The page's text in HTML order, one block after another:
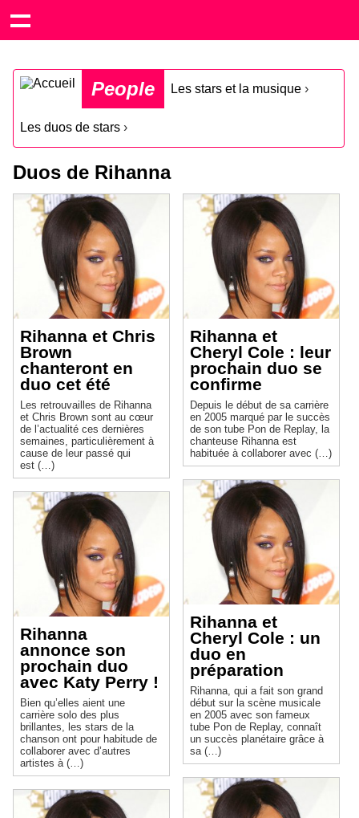
People Les stars et la musique ›
Les duos de stars ›
Duos de Rihanna
Rihanna et Chris
Brown
chanteront en
duo cet été
Les retrouvailles de Rihanna
et Chris Brown sont au cœur
de l’actualité ces dernières
semaines, particulièrement à
cause de leur passé qui
est (…)
Rihanna
annonce son
prochain duo
avec Katy Perry !
Bien qu’elles aient une
carrière solo des plus
brillantes, les stars de la
chanson ont pour habitude de
collaborer avec d’autres
artistes à (…)
Rihanna et
Cheryl Cole : leur
prochain duo se
confirme
Depuis le début de sa carrière
en 2005 marqué par le succès
de son tube Pon de Replay, la
chanteuse Rihanna est
habituée à collaborer avec (…)
Rihanna et
Cheryl Cole : un
duo en
préparation
Rihanna, qui a fait son grand
début sur la scène musicale
en 2005 avec son fameux
tube Pon de Replay, connaît
un succès planétaire grâce à
sa (…)